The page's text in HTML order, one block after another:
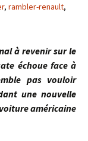
, rambler-renault,
à revenir sur le
échoue face à
pas vouloir
une nouvelle
américaine